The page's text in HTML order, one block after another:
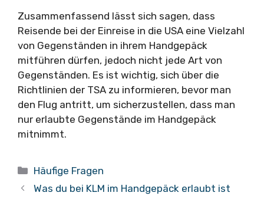
Zusammenfassend lässt sich sagen, dass
Reisende bei der Einreise in die USA eine Vielzahl
von Gegenständen in ihrem Handgepäck
mitführen dürfen, jedoch nicht jede Art von
Gegenständen. Es ist wichtig, sich über die
Richtlinien der TSA zu informieren, bevor man
den Flug antritt, um sicherzustellen, dass man
nur erlaubte Gegenstände im Handgepäck
mitnimmt.
Kategorien
Häufige Fragen
Was du bei KLM im Handgepäck erlaubt ist